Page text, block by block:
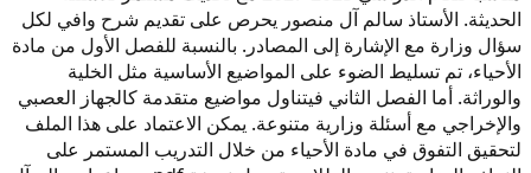
الحديثة. الأستاذ سالم آل منصور يحرص على تقديم شرح وافي لكل
سؤال وزارة مع الإشارة إلى المصادر. بالنسبة للفصل الأول من مادة
الأحياء، تم تسليط الضوء على المواضيع الأساسية مثل الخلية
والوراثة. أما الفصل الثاني فيتناول مواضيع متقدمة كالجهاز العصبي
والإخراجي مع أسئلة وزارية متنوعة. يمكن الاعتماد على هذا الملف
لتحقيق التفوق في مادة الأحياء من خلال التدريب المستمر على